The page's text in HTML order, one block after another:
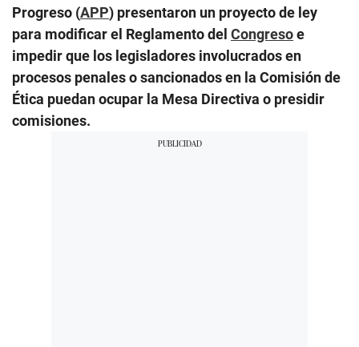
Progreso (APP) presentaron un proyecto de ley
para modificar el Reglamento del Congresoe
impedir que los legisladores involucrados en
procesos penales o sancionados en la Comisión de
Ética puedan ocupar la Mesa Directiva o presidir
comisiones.